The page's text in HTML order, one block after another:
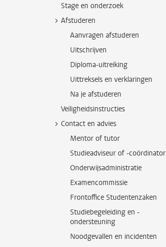
Stage en onderzoek
Afstuderen
Aanvragen afstuderen
Uitschrijven
Diploma-uitreiking
Uittreksels en verklaringen
Na je afstuderen
Veiligheidsinstructies
Contact en advies
Mentor of tutor
Studieadviseur of -coördinator
Onderwijsadministratie
Examencommissie
Frontoffice Studentenzaken
Studiebegeleiding en -
ondersteuning
Noodgevallen en incidenten